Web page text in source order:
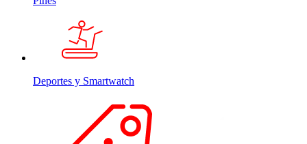
Deportes y Smartwatch